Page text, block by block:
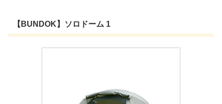
【BUNDOK】ソロドーム 1